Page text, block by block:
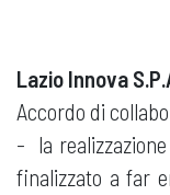
Lazio Innova
Accordo di
- la
finalizzato a far